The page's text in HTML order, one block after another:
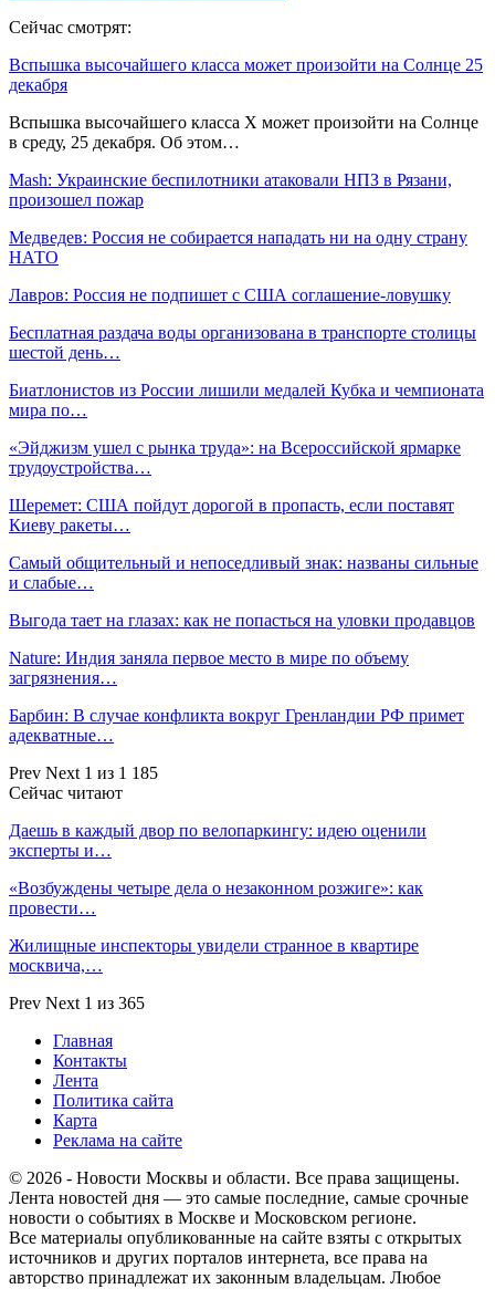
Сейчас смотрят:
Вспышка высочайшего класса может произойти на Солнце 25
декабря
Вспышка высочайшего класса Х может произойти на Солнце
в среду, 25 декабря. Об этом…
Mash: Украинские беспилотники атаковали НПЗ в Рязани,
произошел пожар
Медведев: Россия не собирается нападать ни на одну страну
НАТО
Лавров: Россия не подпишет с США соглашение-ловушку
Бесплатная раздача воды организована в транспорте столицы
шестой день…
Биатлонистов из России лишили медалей Кубка и чемпионата
мира по…
«Эйджизм ушел с рынка труда»: на Всероссийской ярмарке
трудоустройства…
Шеремет: США пойдут дорогой в пропасть, если поставят
Киеву ракеты…
Самый общительный и непоседливый знак: названы сильные
и слабые…
Выгода тает на глазах: как не попасться на уловки продавцов
Nature: Индия заняла первое место в мире по объему
загрязнения…
Барбин: В случае конфликта вокруг Гренландии РФ примет
адекватные…
Prev Next 1 из 1 185
Сейчас читают
Даешь в каждый двор по велопаркингу: идею оценили
эксперты и…
«Возбуждены четыре дела о незаконном розжиге»: как
провести…
Жилищные инспекторы увидели странное в квартире
москвича,…
Prev Next 1 из 365
Главная
Контакты
Лента
Политика сайта
Карта
Реклама на сайте
© 2026 - Новости Москвы и области. Все права защищены.
Лента новостей дня — это самые последние, самые срочные
новости о событиях в Москве и Московском регионе.
Все материалы опубликованные на сайте взяты с открытых
источников и других порталов интернета, все права на
авторство принадлежат их законным владельцам. Любое